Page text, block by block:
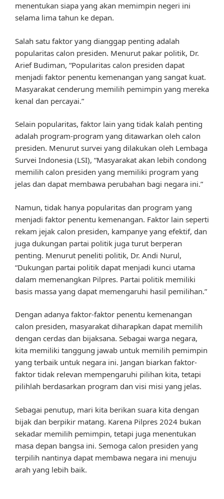
menentukan siapa yang akan memimpin negeri ini
selama lima tahun ke depan.
Salah satu faktor yang dianggap penting adalah
popularitas calon presiden. Menurut pakar politik, Dr.
Arief Budiman, “Popularitas calon presiden dapat
menjadi faktor penentu kemenangan yang sangat kuat.
Masyarakat cenderung memilih pemimpin yang mereka
kenal dan percayai.”
Selain popularitas, faktor lain yang tidak kalah penting
adalah program-program yang ditawarkan oleh calon
presiden. Menurut survei yang dilakukan oleh Lembaga
Survei Indonesia (LSI), “Masyarakat akan lebih condong
memilih calon presiden yang memiliki program yang
jelas dan dapat membawa perubahan bagi negara ini.”
Namun, tidak hanya popularitas dan program yang
menjadi faktor penentu kemenangan. Faktor lain seperti
rekam jejak calon presiden, kampanye yang efektif, dan
juga dukungan partai politik juga turut berperan
penting. Menurut peneliti politik, Dr. Andi Nurul,
“Dukungan partai politik dapat menjadi kunci utama
dalam memenangkan Pilpres. Partai politik memiliki
basis massa yang dapat memengaruhi hasil pemilihan.”
Dengan adanya faktor-faktor penentu kemenangan
calon presiden, masyarakat diharapkan dapat memilih
dengan cerdas dan bijaksana. Sebagai warga negara,
kita memiliki tanggung jawab untuk memilih pemimpin
yang terbaik untuk negara ini. Jangan biarkan faktor-
faktor tidak relevan mempengaruhi pilihan kita, tetapi
pilihlah berdasarkan program dan visi misi yang jelas.
Sebagai penutup, mari kita berikan suara kita dengan
bijak dan berpikir matang. Karena Pilpres 2024 bukan
sekadar memilih pemimpin, tetapi juga menentukan
masa depan bangsa ini. Semoga calon presiden yang
terpilih nantinya dapat membawa negara ini menuju
arah yang lebih baik.